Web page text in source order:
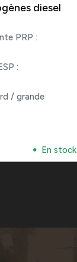
diesel
PRP :
:
/ grande
En stock